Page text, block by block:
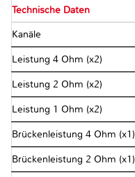
Technische Daten
Kanäle
Leistung 4 Ohm (x2)
Leistung 2 Ohm (x2)
Leistung 1 Ohm (x2)
Brückenleistung 4 Ohm (x1)
Brückenleistung 2 Ohm (x1)